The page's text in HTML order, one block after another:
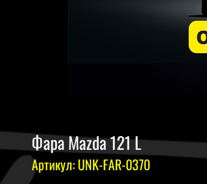
Фара Mazda 121 L
Артикул: UNK-FAR-0370